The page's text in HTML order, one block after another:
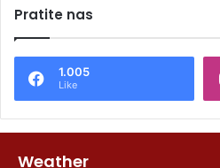
Pratite nas
1.005
Like
Weather